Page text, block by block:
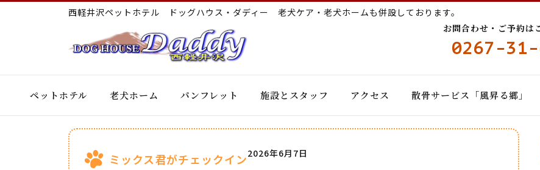
西軽井沢ペットホテル ドッグハウス・ダディー 老犬ケア・老犬ホームも併設しております。
お問合わせ・ご予約
0267-31-
ペットホテル 老犬ホーム パンフレット 施設とスタッフ アクセス 散骨サービス「風昇る郷」
ミックス君がチェックイン2026年6月7日